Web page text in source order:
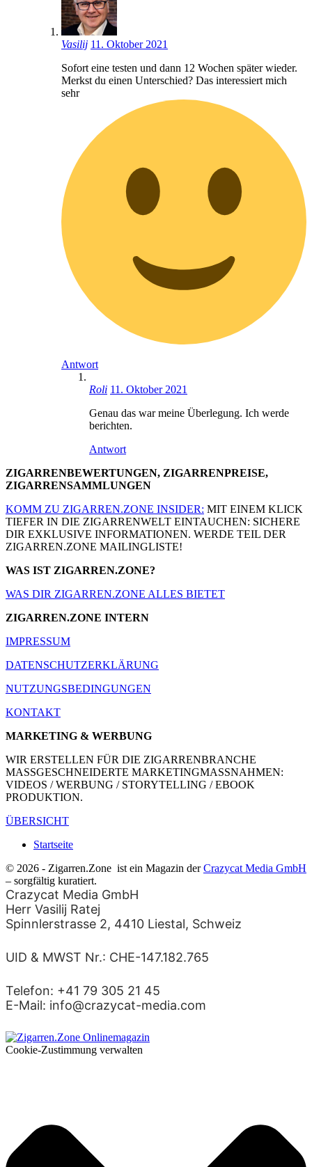
Vasilij 11. Oktober 2021
Sofort eine testen und dann 12 Wochen später wieder.
Merkst du einen Unterschied? Das interessiert mich
sehr
Antwort
Roli 11. Oktober 2021
Genau das war meine Überlegung. Ich werde
berichten.
Antwort
ZIGARRENBEWERTUNGEN, ZIGARRENPREISE,
ZIGARRENSAMMLUNGEN
KOMM ZU ZIGARREN.ZONE INSIDER: MIT EINEM KLICK
TIEFER IN DIE ZIGARRENWELT EINTAUCHEN: SICHERE
DIR EXKLUSIVE INFORMATIONEN. WERDE TEIL DER
ZIGARREN.ZONE MAILINGLISTE!
WAS IST ZIGARREN.ZONE?
WAS DIR ZIGARREN.ZONE ALLES BIETET
ZIGARREN.ZONE INTERN
IMPRESSUM
DATENSCHUTZERKLÄRUNG
NUTZUNGSBEDINGUNGEN
KONTAKT
MARKETING & WERBUNG
WIR ERSTELLEN FÜR DIE ZIGARRENBRANCHE
MASSGESCHNEIDERTE MARKETINGMASSNAHMEN:
VIDEOS / WERBUNG / STORYTELLING / EBOOK
PRODUKTION.
ÜBERSICHT
Startseite
© 2026 - Zigarren.Zone ist ein Magazin derCrazycat Media GmbH
– sorgfältig kuratiert.
Crazycat Media GmbH
Herr Vasilij Ratej
Spinnlerstrasse 2, 4410 Liestal, Schweiz
UID & MWST Nr.: CHE-147.182.765
Telefon: +41 79 305 21 45
E-Mail: info@crazycat-media.com
Cookie-Zustimmung verwalten